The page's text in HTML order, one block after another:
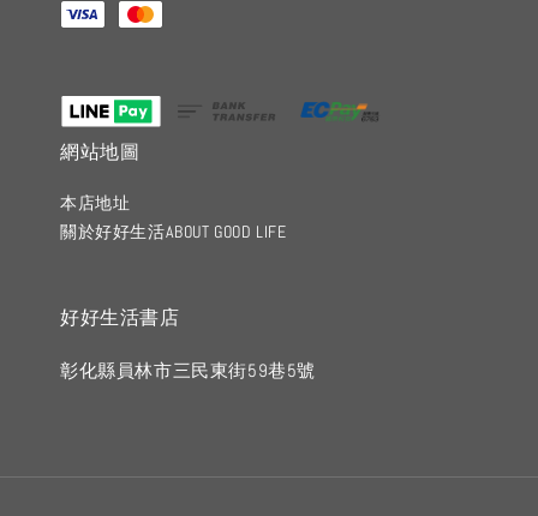
網站地圖
本店地址
關於好好生活ABOUT GOOD LIFE
好好生活書店
彰化縣員林市三民東街59巷5號